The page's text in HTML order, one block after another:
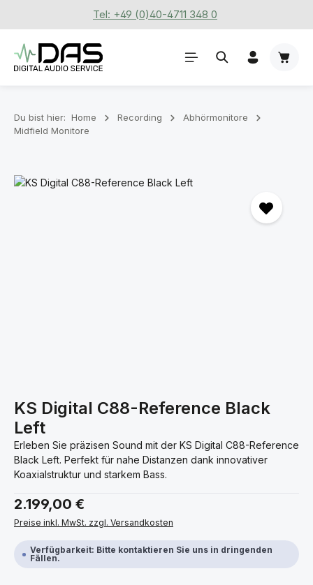
Zum Hauptinhalt springenTel: +49 (0)40-4711 348 0
Du bist hier: Home Recording
Abhörmonitore
Midfield Monitore
Bildergalerie überspringen
KS Digital C88-Reference Black
Left
Erleben Sie präzisen Sound mit der KS Digital C88-Reference
Black Left. Perfekt für nahe Distanzen dank innovativer
Koaxialstruktur und starkem Bass.
Regulärer Preis:
2.199,00 €
Preise inkl. MwSt. zzgl. Versandkosten
Verfügbarkeit: Bitte kontaktieren Sie uns in dringenden
Fällen.